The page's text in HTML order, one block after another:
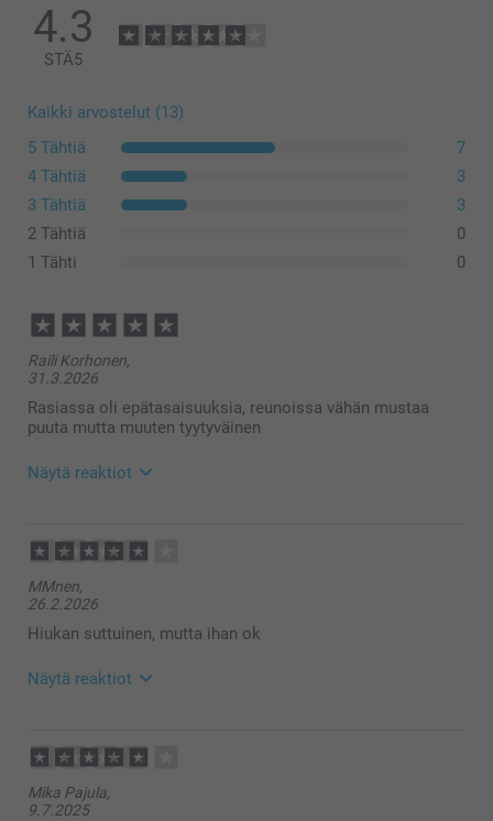
4.3
STÄ5
Kaikki arvostelut (13)
5 Tähtiä
7
4 Tähtiä
3
3 Tähtiä
3
2 Tähtiä
0
1 Tähti
0
Raili Korhonen,
31.3.2026
Rasiassa oli epätasaisuuksia, reunoissa vähän mustaa
puuta mutta muuten tyytyväinen
Näytä reaktiot
09:27
Ikävä kuulla että et ole täysin tyytyväinen tilaamaasi
tuotteeseen, mutta olemme kiitollisia palautteesta!
Toivomme että olet ollut yhteydessä
asiakaspalveluun ja että asia on korjattu jos
mahdollista, mutta jos et ole ollut, niin ota
mielellään yhteyttä https://www.smartphoto.fi/faq
MMnen,
26.2.2026
Hiukan suttuinen, mutta ihan ok
Näytä reaktiot
14:17
Ikävä kuulla että kuva on hiukan suttuinen, mutta
olemme kiitollisia palautteesta! Toivomme että olet
Mika Pajula,
9.7.2025